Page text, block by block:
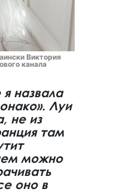
Виктория
канала
назвала
Луи
не из
там
можно
оно в